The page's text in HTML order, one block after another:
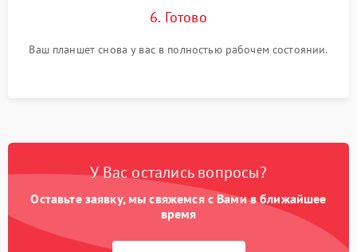
6. Готово
Ваш планшет снова у вас в полностью рабочем состоянии.
У Вас остались вопросы?
Оставьте заявку, мы свяжемся с Вами в ближайшее
время